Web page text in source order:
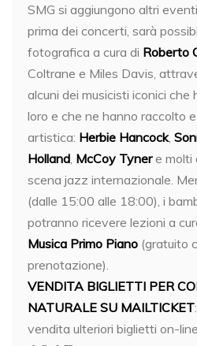
SMG si aggiungono altri
prima dei concerti, sarà
fotografica a cura di Roberto
Coltrane e Miles Davis,
alcuni dei musicisti iconici
loro e che ne hanno raccolto
artistica: Herbie Hancock,
Holland McCoy Tynere molti
scena jazz internazionale.
(dalle 15:00 alle 18:00), i
potranno ricevere lezioni a
Musica Primo Piano (gratuito
prenotazione).
VENDITA BIGLIETTI PER
NATURALE SU MAILTICKET
vendita ulteriori biglietti on-